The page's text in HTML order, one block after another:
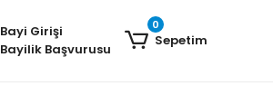
Bayi Girişi
Bayilik Başvurusu
0
Sepetim